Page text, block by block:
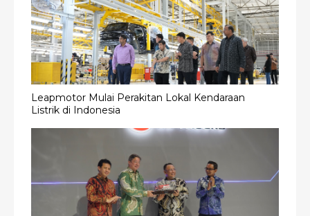
Leapmotor Mulai Perakitan Lokal Kendaraan
Listrik di Indonesia